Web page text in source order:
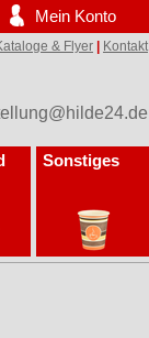
& Flyer Kontakt
Mein Konto
Sonstiges